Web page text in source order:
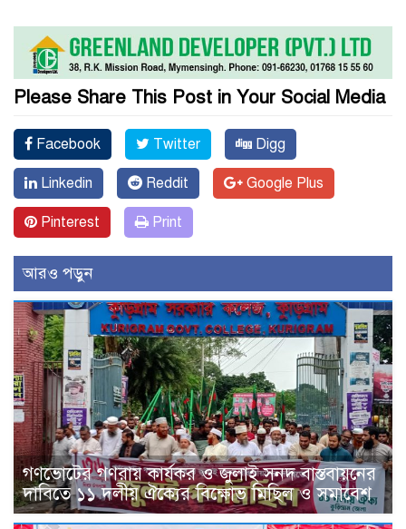
Please Share This Post in Your Social Media
Facebook Twitter Digg
Linkedin Reddit Google Plus
Pinterest Print
আরও পড়ুন
গণভোটের গণরায় কার্যকর ও জুলাই সনদ বাস্তবায়নের
দাবিতে ১১ দলীয় ঐক্যের বিক্ষোভ মিছিল ও সমাবেশ